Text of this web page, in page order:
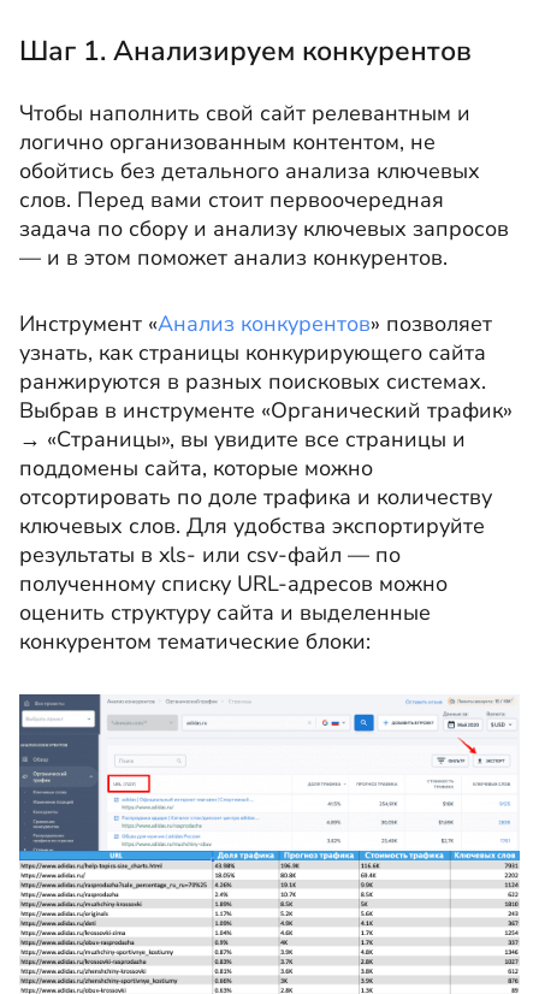
Шаг 1. Анализируем конкурентов
Чтобы наполнить свой сайт релевантным и
логично организованным контентом, не
обойтись без детального анализа ключевых
слов. Перед вами стоит первоочередная
задача по сбору и анализу ключевых запросов
— и в этом поможет анализ конкурентов.
Инструмент «Анализ конкурентов» позволяет
узнать, как страницы конкурирующего сайта
ранжируются в разных поисковых системах.
Выбрав в инструменте «Органический трафик»
→ «Страницы», вы увидите все страницы и
поддомены сайта, которые можно
отсортировать по доле трафика и количеству
ключевых слов. Для удобства экспортируйте
результаты в xls- или csv-файл — по
полученному списку URL-адресов можно
оценить структуру сайта и выделенные
конкурентом тематические блоки: